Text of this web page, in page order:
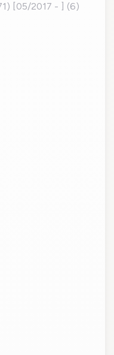
[05/2017 - ] (6)